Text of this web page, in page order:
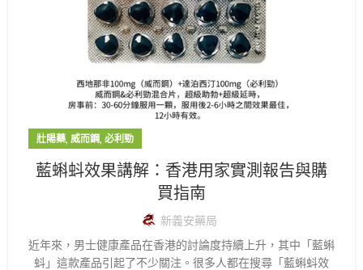
壯陽藥, 威而鋼, 必利勁
藍蝌蚪效果講解：香港用家實測報告與購
買指南
新義安藥局
近年來，男士健康產品在香港的討論度持續上升，其中「藍蝌
蚪」這款產品引起了不少關注。很多人都在搜尋「藍蝌蚪效